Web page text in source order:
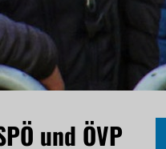
und ÖVP